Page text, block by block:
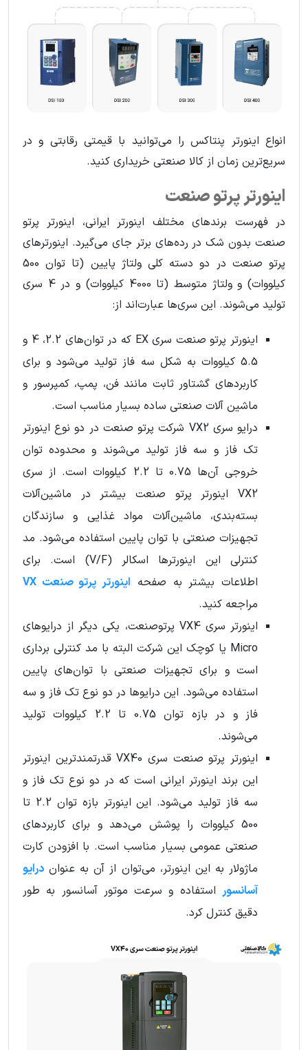
انواع اینورتر پنتاکس را می‌توانید با قیمتی رقابتی و در
سریع‌ترین زمان از کالا صنعتی خریداری کنید.
اینورتر پرتو صنعت
در فهرست برندهای مختلف اینورتر ایرانی، اینورتر پرتو
صنعت بدون شک در رده‌های برتر جای می‌گیرد. اینورترهای
پرتو صنعت در دو دسته کلی ولتاژ پایین (تا توان 500
کیلووات) و ولتاژ متوسط (تا 4000 کیلووات) و در 4 سری
تولید می‌شوند. این سری‌ها عبارت‌اند از:
اینورتر پرتو صنعت سری EX که در توان‌های 2.2، 4 و
5.5 کیلووات به شکل سه فاز تولید می‌شود و برای
کاربردهای گشتاور ثابت مانند فن، پمپ، کمپرسور و
ماشین آلات صنعتی ساده بسیار مناسب است.
درایو سری VX2 شرکت پرتو صنعت در دو نوع اینورتر
تک‌ فاز و سه‌ فاز تولید می‌شوند و محدوده توان
خروجی آن‌ها 0.75 تا 2.2 کیلووات است. از سری
VX2 اینورتر پرتو صنعت بیشتر در ماشین‌آلات
بسته‌بندی، ماشین‌آلات مواد غذایی و سازندگان
تجهیزات صنعتی با توان پایین استفاده می‌شود. مد
کنترلی این اینورترها اسکالر (V/F) است. برای
اطلاعات بیشتر به صفحه اینورتر پرتو صنعت VX
مراجعه کنید.
اینورتر سری VX4 پرتوصنعت، یکی دیگر از درایوهای
Micro یا کوچک این شرکت البته با مد کنترلی برداری
است و برای تجهیزات صنعتی با توان‌های پایین
استفاده می‌شود. این درایوها در دو نوع تک‌ فاز و سه‌
فاز و در بازه توان 0.75 تا 2.2 کیلووات تولید
می‌شوند.
اینورتر پرتو صنعت سری VX40 قدرتمندترین اینورتر
این برند اینورتر ایرانی است که در دو نوع تک فاز و
سه فاز تولید می‌شود. این اینورتر بازه توان 2.2 تا
500 کیلووات را پوشش می‌دهد و برای کاربردهای
صنعتی عمومی بسیار مناسب است. با افزودن کارت
ماژولار به این اینورتر، می‌توان از آن به عنوان درایو
آسانسور استفاده و سرعت موتور آسانسور به طور
دقیق کنترل کرد.